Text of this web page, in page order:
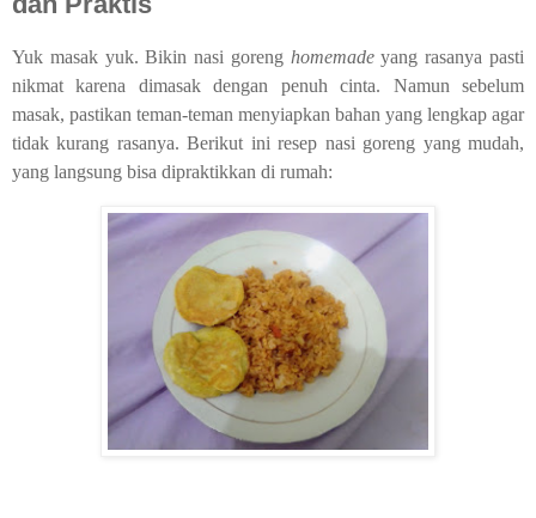
Yuk masak yuk. Bikin nasi goreng homemadeyang rasanya pasti
nikmat karena dimasak dengan penuh cinta. Namun sebelum
masak, pastikan teman-teman menyiapkan bahan yang lengkap agar
tidak kurang rasanya. Berikut ini resep nasi goreng yang mudah,
yang langsung bisa dipraktikkan di rumah: